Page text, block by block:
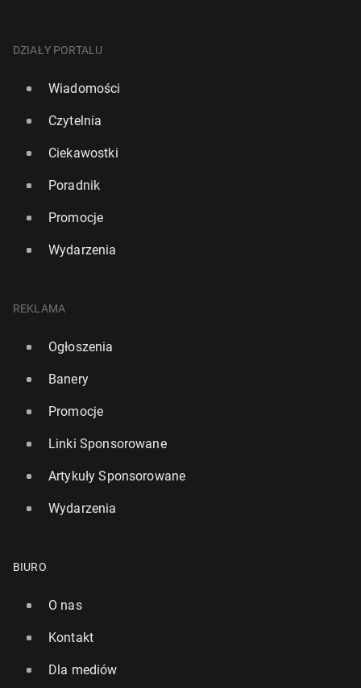
DZIAŁY PORTALU
Wiadomości
Czytelnia
Ciekawostki
Poradnik
Promocje
Wydarzenia
REKLAMA
Ogłoszenia
Banery
Promocje
Linki Sponsorowane
Artykuły Sponsorowane
Wydarzenia
BIURO
O nas
Kontakt
Dla mediów